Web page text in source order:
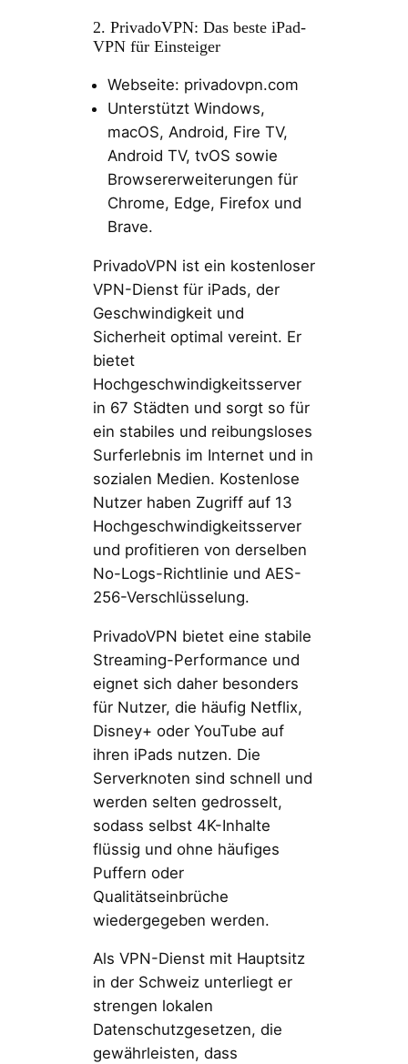
2. PrivadoVPN: Das beste iPad-
VPN für Einsteiger
Webseite: privadovpn.com
Unterstützt Windows,
macOS, Android, Fire TV,
Android TV, tvOS sowie
Browsererweiterungen für
Chrome, Edge, Firefox und
Brave.
PrivadoVPN ist ein kostenloser
VPN-Dienst für iPads, der
Geschwindigkeit und
Sicherheit optimal vereint. Er
bietet
Hochgeschwindigkeitsserver
in 67 Städten und sorgt so für
ein stabiles und reibungsloses
Surferlebnis im Internet und in
sozialen Medien. Kostenlose
Nutzer haben Zugriff auf 13
Hochgeschwindigkeitsserver
und profitieren von derselben
No-Logs-Richtlinie und AES-
256-Verschlüsselung.
PrivadoVPN bietet eine stabile
Streaming-Performance und
eignet sich daher besonders
für Nutzer, die häufig Netflix,
Disney+ oder YouTube auf
ihren iPads nutzen. Die
Serverknoten sind schnell und
werden selten gedrosselt,
sodass selbst 4K-Inhalte
flüssig und ohne häufiges
Puffern oder
Qualitätseinbrüche
wiedergegeben werden.
Als VPN-Dienst mit Hauptsitz
in der Schweiz unterliegt er
strengen lokalen
Datenschutzgesetzen, die
gewährleisten, dass